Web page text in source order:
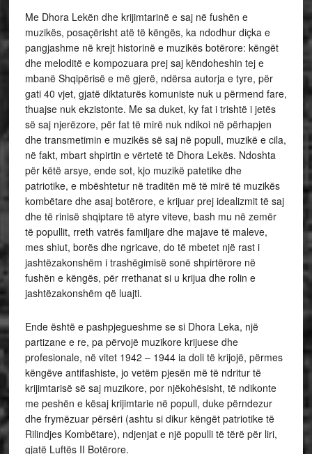
Me Dhora Lekën dhe krijimtarinë e saj në fushën e
muzikës, posaçërisht atë të këngës, ka ndodhur diçka e
pangjashme në krejt historinë e muzikës botërore: këngët
dhe meloditë e kompozuara prej saj këndoheshin tej e
mbanë Shqipërisë e më gjerë, ndërsa autorja e tyre, për
gati 40 vjet, gjatë diktaturës komuniste nuk u përmend fare,
thuajse nuk ekzistonte. Me sa duket, ky fat i trishtë i jetës
së saj njerëzore, për fat të mirë nuk ndikoi në përhapjen
dhe transmetimin e muzikës së saj në popull, muzikë e cila,
në fakt, mbart shpirtin e vërtetë të Dhora Lekës. Ndoshta
për këtë arsye, ende sot, kjo muzikë patetike dhe
patriotike, e mbështetur në traditën më të mirë të muzikës
kombëtare dhe asaj botërore, e krijuar prej idealizmit të saj
dhe të rinisë shqiptare të atyre viteve, bash mu në zemër
të popullit, rreth vatrës familjare dhe majave të maleve,
mes shiut, borës dhe ngricave, do të mbetet një rast i
jashtëzakonshëm i trashëgimisë sonë shpirtërore në
fushën e këngës, për rrethanat si u krijua dhe rolin e
jashtëzakonshëm që luajti.
Ende është e pashpjegueshme se si Dhora Leka, një
partizane e re, pa përvojë muzikore krijuese dhe
profesionale, në vitet 1942 – 1944 ia doli të krijojë, përmes
këngëve antifashiste, jo vetëm pjesën më të ndritur të
krijimtarisë së saj muzikore, por njëkohësisht, të ndikonte
me peshën e kësaj krijimtarie në popull, duke përndezur
dhe frymëzuar përsëri (ashtu si dikur këngët patriotike të
Rilindjes Kombëtare), ndjenjat e një populli të tërë për liri,
gjatë Luftës II Botërore.